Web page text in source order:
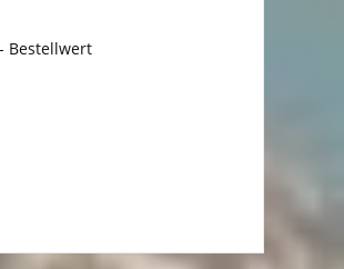
Bestellwert